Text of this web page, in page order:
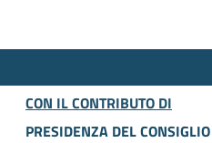
CON IL CONTRIBUTO DI
PRESIDENZA DEL